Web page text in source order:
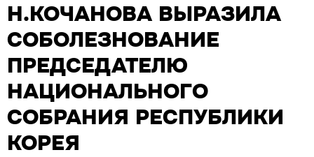
Н.КОЧАНОВА ВЫРАЗИЛА
СОБОЛЕЗНОВАНИЕ
ПРЕДСЕДАТЕЛЮ
НАЦИОНАЛЬНОГО
СОБРАНИЯ РЕСПУБЛИКИ
КОРЕЯ